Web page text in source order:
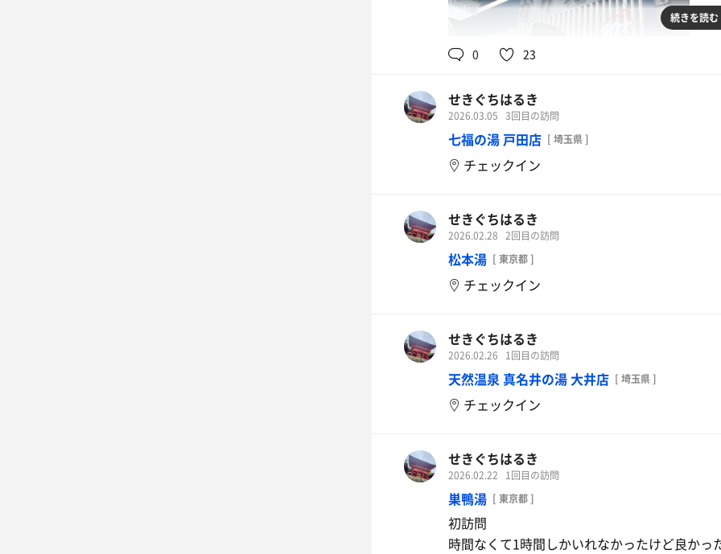
続きを読む
0 23
せきぐちはるき
2026.03.05 3回目の訪問
七福の湯 戸田店 [ 埼玉県 ]
チェックイン
せきぐちはるき
2026.02.28 2回目の訪問
松本湯 [ 東京都 ]
チェックイン
せきぐちはるき
2026.02.26 1回目の訪問
天然温泉 真名井の湯 大井店 [ 埼玉県 ]
チェックイン
せきぐちはるき
2026.02.22 1回目の訪問
巣鴨湯 [ 東京都 ]
初訪問
時間なくて1時間しかいれなかったけど良かっ